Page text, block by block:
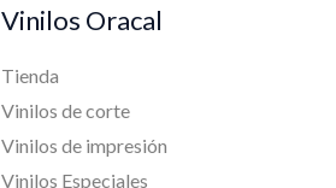
Vinilos Oracal
Tienda
Vinilos de corte
Vinilos de impresión
Vinilos Especiales